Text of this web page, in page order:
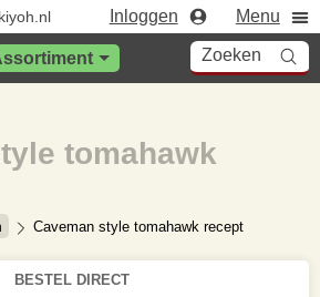
Inloggen Menu
Zoeken
Caveman style tomahawk recept
tomahawk
BESTEL DIRECT